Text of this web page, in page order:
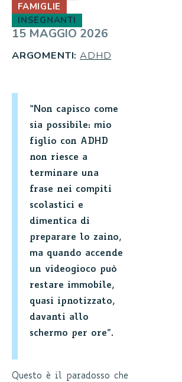
FAMIGLIE
INSEGNANTI
15 MAGGIO 2026
ARGOMENTI:ADHD
“Non capisco come
sia possibile: mio
figlio con ADHD
non riesce a
terminare una
frase nei compiti
scolastici e
dimentica di
preparare lo zaino,
ma quando accende
un videogioco può
restare immobile,
quasi ipnotizzato,
davanti allo
schermo per ore”.
Questo è il paradosso che